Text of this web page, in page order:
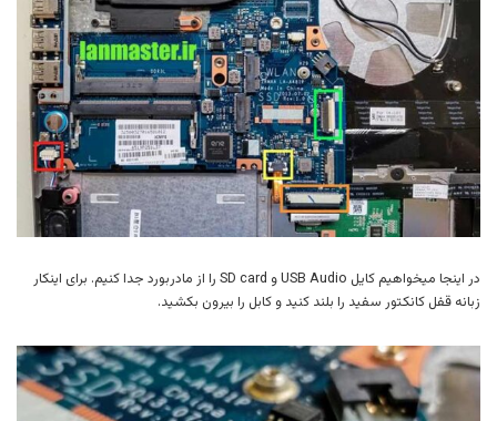
در اینجا میخواهیم کایل USB Audio و SD card را از مادربورد جدا کنیم. برای اینکار
زبانه قفل کانکتور سفید را بلند کنید و کابل را بیرون بکشید.